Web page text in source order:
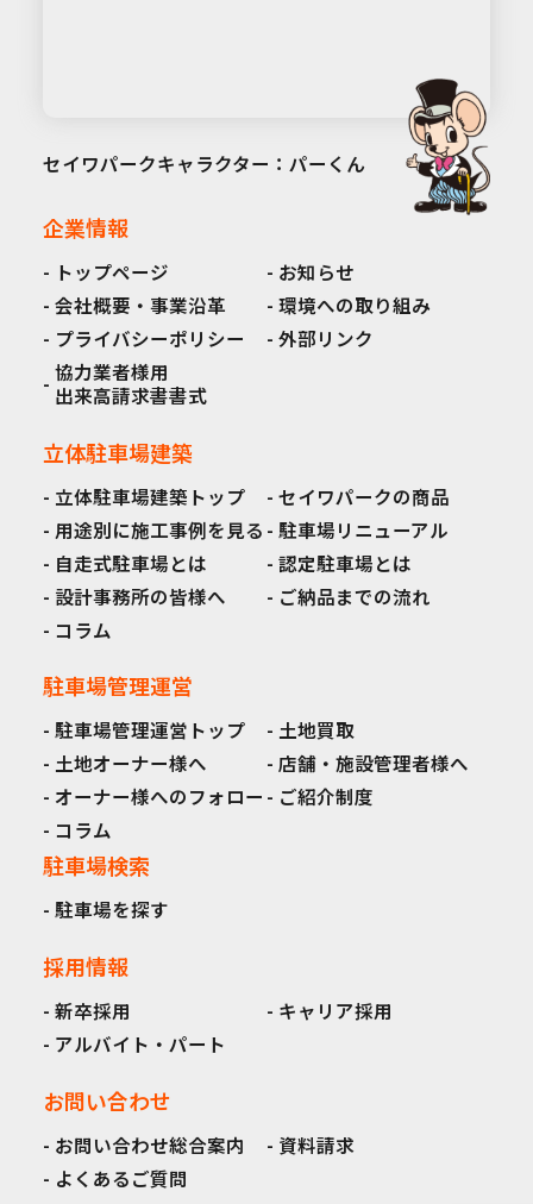
セイワパークキャラクター：パーくん
企業情報
トップページ
お知らせ
会社概要・事業沿革
環境への取り組み
プライバシーポリシー
外部リンク
協力業者様用
出来高請求書書式
立体駐車場建築
立体駐車場建築トップ
セイワパークの商品
用途別に施工事例を見る
駐車場リニューアル
自走式駐車場とは
認定駐車場とは
設計事務所の皆様へ
ご納品までの流れ
コラム
駐車場管理運営
駐車場管理運営トップ
土地買取
土地オーナー様へ
店舗・施設管理者様へ
オーナー様へのフォロー
ご紹介制度
コラム
駐車場検索
駐車場を探す
採用情報
新卒採用
キャリア採用
アルバイト・パート
お問い合わせ
お問い合わせ総合案内
資料請求
よくあるご質問